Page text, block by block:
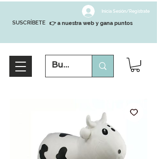
SUSCRÍBETE
Inicia Sesión/Regístrate
👉 a nuestra web y gana puntos